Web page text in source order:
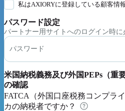
私はAXIORYに登録している顧客情
パスワード設定
パートナー用サイトへのログイン時に
パスワード
米国納税義務及び外国PEPs（重
の確認
FATCA（外国口座税務コンプラ
カの納税者ですか？